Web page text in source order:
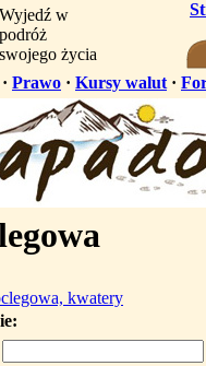
Wyjedź w
podróż
swojego życia
· Prawo · Kursy walut ·
kwatery